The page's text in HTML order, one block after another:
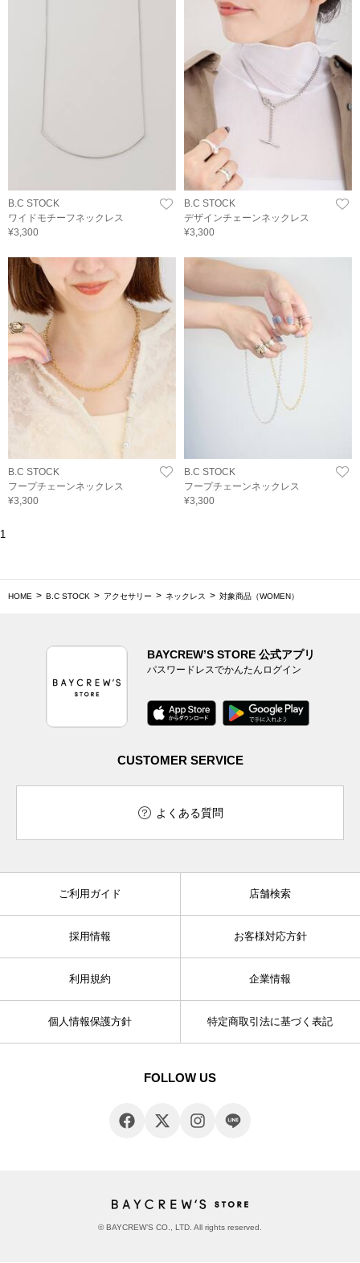
B.C STOCK
ワイドモチーフネックレス
¥3,300
B.C STOCK
デザインチェーンネックレス
¥3,300
B.C STOCK
フープチェーンネックレス
¥3,300
B.C STOCK
フープチェーンネックレス
¥3,300
1
HOME B.C STOCK アクセサリー ネックレス 対象商品（WOMEN）
BAYCREW’S STORE 公式アプリ
パスワードレスでかんたんログイン
CUSTOMER SERVICE
よくある質問
ご利用ガイド 店舗検索
採用情報 お客様対応方針
利用規約 企業情報
個人情報保護方針 特定商取引法に基づく表記
FOLLOW US
© BAYCREW’S CO., LTD. All rights reserved.